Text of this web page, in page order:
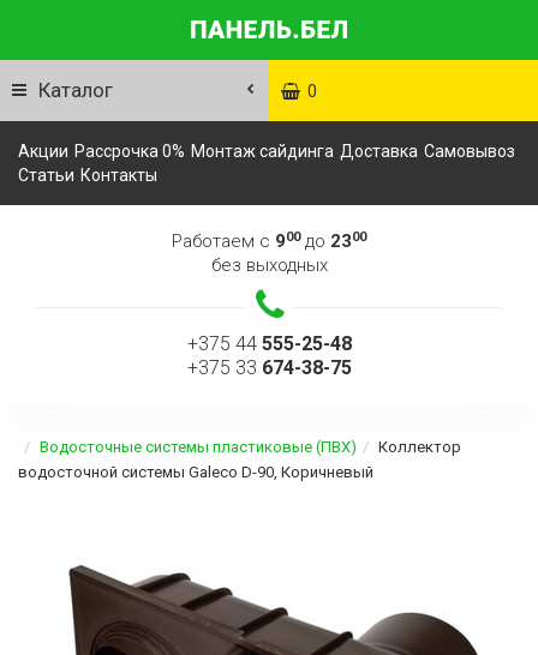
Каталог 0
Акции Рассрочка 0% Монтаж сайдинга Доставка Самовывоз
Статьи Контакты
Работаем с 900до 2300
без выходных
+375 44 555-25-48
+375 33 674-38-75
Водосточные системы пластиковые (ПВХ)
Коллектор
водосточной системы Galeco D-90, Коричневый